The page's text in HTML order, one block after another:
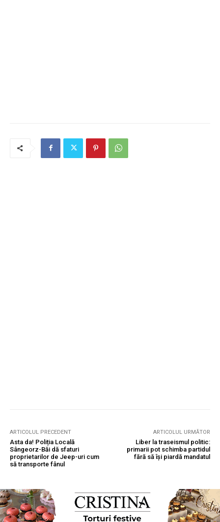
ARTICOLUL PRECEDENT
Asta da! Poliția Locală
Sângeorz-Băi dă sfaturi
proprietarilor de Jeep-uri cum
să transporte fânul
ARTICOLUL URMĂTOR
Liber la traseismul politic:
primarii pot schimba partidul
fără să își piardă mandatul